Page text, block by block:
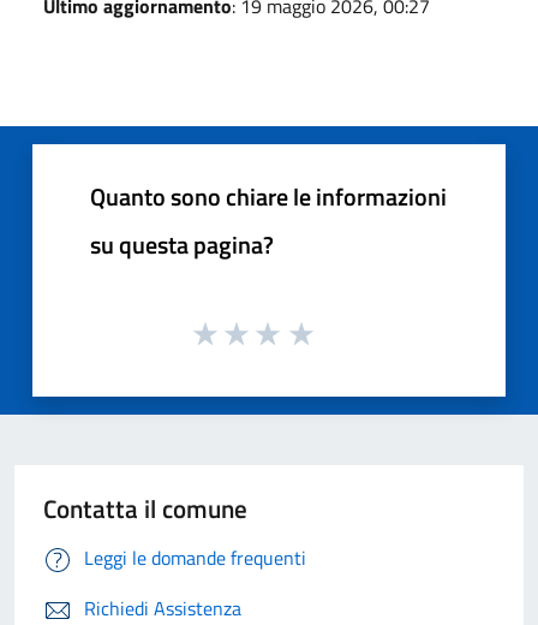
Quanto sono chiare le informazioni
su questa pagina?
Contatta il comune
Leggi le domande frequenti
Richiedi Assistenza